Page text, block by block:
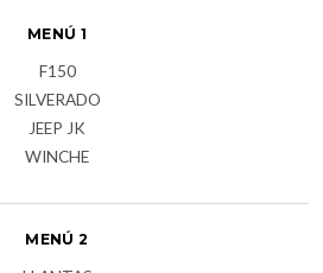
MENÚ 1
F150
SILVERADO
JEEP JK
WINCHE
MENÚ 2